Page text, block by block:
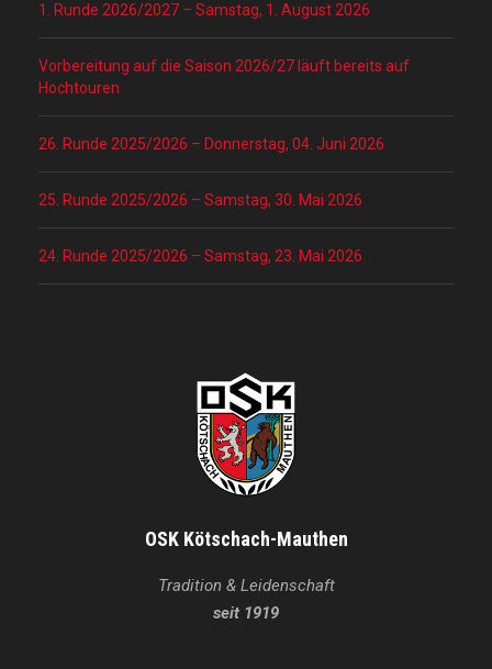
1. Runde 2026/2027 – Samstag, 1. August 2026
Vorbereitung auf die Saison 2026/27 läuft bereits auf
Hochtouren
26. Runde 2025/2026 – Donnerstag, 04. Juni 2026
25. Runde 2025/2026 – Samstag, 30. Mai 2026
24. Runde 2025/2026 – Samstag, 23. Mai 2026
OSK Kötschach-Mauthen
Tradition & Leidenschaft
seit 1919